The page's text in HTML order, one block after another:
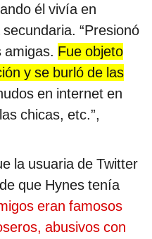
él vivía en
“Presionó
amigas. Fue objeto
y se burló de las
en internet en
chicas, etc.”,
la usuaria de Twitter
que Hynes tenía
eran famosos
abusivos con